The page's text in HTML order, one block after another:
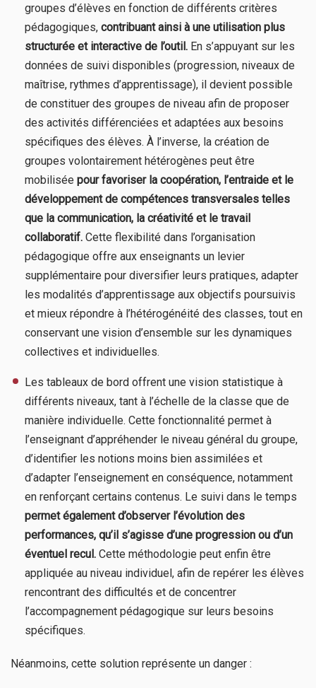
groupes d’élèves en fonction de différents critères
pédagogiques, contribuant ainsi à une utilisation plus
structurée et interactive de l’outil. En s’appuyant sur les
données de suivi disponibles (progression, niveaux de
maîtrise, rythmes d’apprentissage), il devient possible
de constituer des groupes de niveau afin de proposer
des activités différenciées et adaptées aux besoins
spécifiques des élèves. À l’inverse, la création de
groupes volontairement hétérogènes peut être
mobilisée pour favoriser la coopération, l’entraide et le
développement de compétences transversales telles
que la communication, la créativité et le travail
collaboratif. Cette flexibilité dans l’organisation
pédagogique offre aux enseignants un levier
supplémentaire pour diversifier leurs pratiques, adapter
les modalités d’apprentissage aux objectifs poursuivis
et mieux répondre à l’hétérogénéité des classes, tout en
conservant une vision d’ensemble sur les dynamiques
collectives et individuelles.
Les tableaux de bord offrent une vision statistique à
différents niveaux, tant à l’échelle de la classe que de
manière individuelle. Cette fonctionnalité permet à
l’enseignant d’appréhender le niveau général du groupe,
d’identifier les notions moins bien assimilées et
d’adapter l’enseignement en conséquence, notamment
en renforçant certains contenus. Le suivi dans le temps
permet également d’observer l’évolution des
performances, qu’il s’agisse d’une progression ou d’un
éventuel recul. Cette méthodologie peut enfin être
appliquée au niveau individuel, afin de repérer les élèves
rencontrant des difficultés et de concentrer
l’accompagnement pédagogique sur leurs besoins
spécifiques.
Néanmoins, cette solution représente un danger :